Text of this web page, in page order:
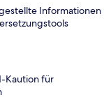
Informationen
Kaution für